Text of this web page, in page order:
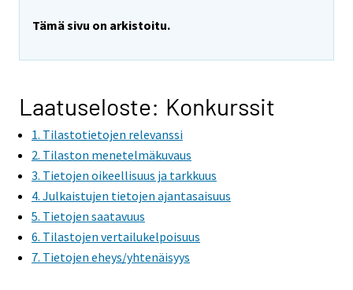
Tämä sivu on arkistoitu.
Laatuseloste: Konkurssit
1. Tilastotietojen relevanssi
2. Tilaston menetelmäkuvaus
3. Tietojen oikeellisuus ja tarkkuus
4. Julkaistujen tietojen ajantasaisuus
5. Tietojen saatavuus
6. Tilastojen vertailukelpoisuus
7. Tietojen eheys/yhtenäisyys